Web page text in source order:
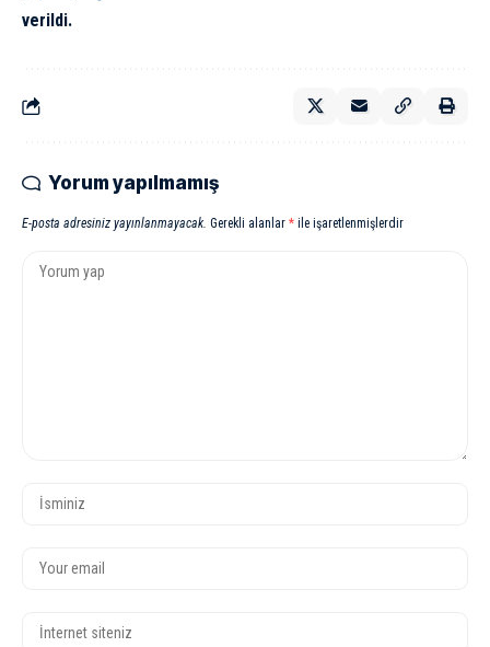
verildi.
Yorum yapılmamış
E-posta adresiniz yayınlanmayacak. Gerekli alanlar * ile işaretlenmişlerdir